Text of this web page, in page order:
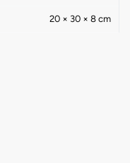
20 × 30 × 8 cm